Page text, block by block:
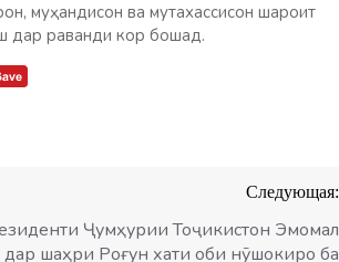
муҳандисон ва мутахассисон шароит
дар раванди кор бошад.
Следующая:
Ҷумҳурии Тоҷикистон Эмомалӣ
шаҳри Роғун хати оби нӯшокиро ба